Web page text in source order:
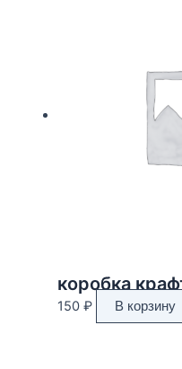
коробка
150 ₽ В корзину